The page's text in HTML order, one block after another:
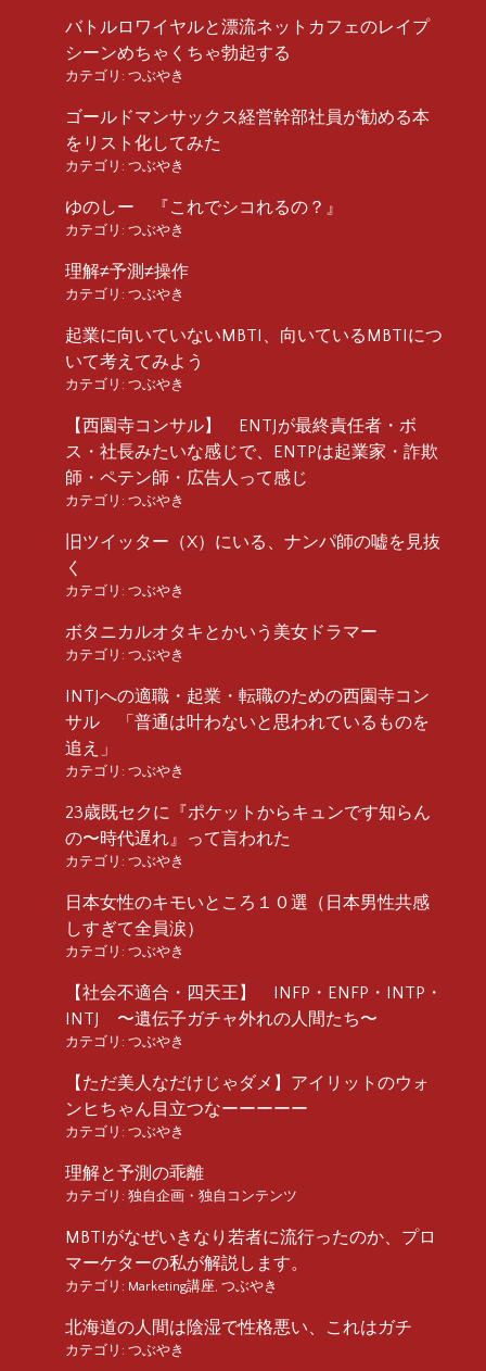
バトルロワイヤルと漂流ネットカフェのレイプ
シーンめちゃくちゃ勃起する
カテゴリ: つぶやき
ゴールドマンサックス経営幹部社員が勧める本
をリスト化してみた
カテゴリ: つぶやき
ゆのしー 『これでシコれるの？』
カテゴリ: つぶやき
理解≠予測≠操作
カテゴリ: つぶやき
起業に向いていないMBTI、向いているMBTIにつ
いて考えてみよう
カテゴリ: つぶやき
【西園寺コンサル】 ENTJが最終責任者・ボ
ス・社長みたいな感じで、ENTPは起業家・詐欺
師・ペテン師・広告人って感じ
カテゴリ: つぶやき
旧ツイッター（X）にいる、ナンパ師の嘘を見抜
く
カテゴリ: つぶやき
ボタニカルオタキとかいう美女ドラマー
カテゴリ: つぶやき
INTJへの適職・起業・転職のための西園寺コン
サル 「普通は叶わないと思われているものを
追え」
カテゴリ: つぶやき
23歳既セクに『ポケットからキュンです知らん
の〜時代遅れ』って言われた
カテゴリ: つぶやき
日本女性のキモいところ１０選（日本男性共感
しすぎて全員涙）
カテゴリ: つぶやき
【社会不適合・四天王】 INFP・ENFP・INTP・
INTJ 〜遺伝子ガチャ外れの人間たち〜
カテゴリ: つぶやき
【ただ美人なだけじゃダメ】アイリットのウォ
ンヒちゃん目立つなーーーーー
カテゴリ: つぶやき
理解と予測の乖離
カテゴリ: 独自企画・独自コンテンツ
MBTIがなぜいきなり若者に流行ったのか、プロ
マーケターの私が解説します。
カテゴリ: Marketing講座 つぶやき
北海道の人間は陰湿で性格悪い、これはガチ
カテゴリ: つぶやき